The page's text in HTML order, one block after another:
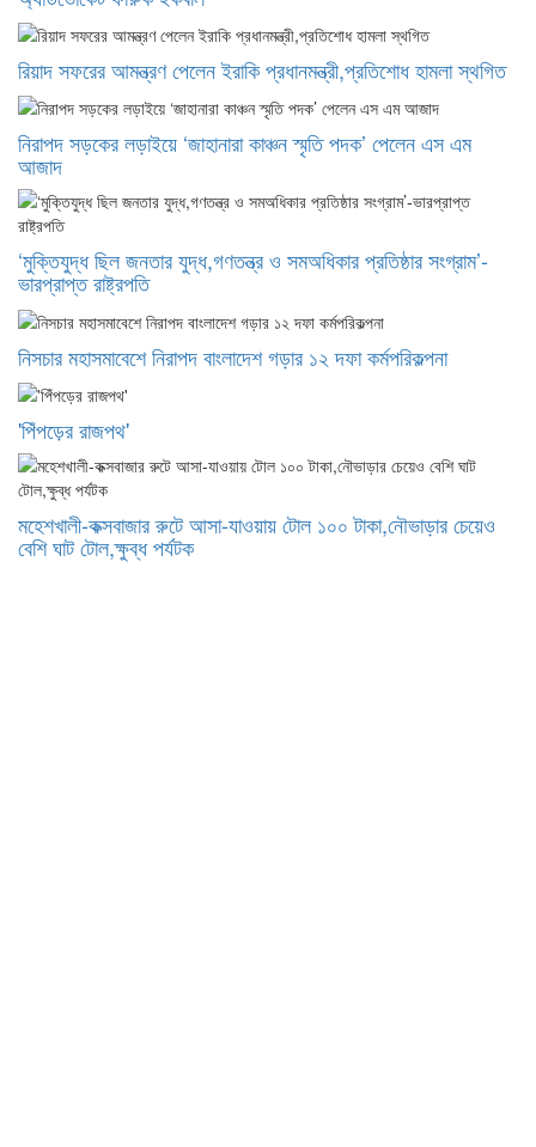
রিয়াদ সফরের আমন্ত্রণ পেলেন ইরাকি প্রধানমন্ত্রী,প্রতিশোধ হামলা স্থগিত
নিরাপদ সড়কের লড়াইয়ে ‘জাহানারা কাঞ্চন স্মৃতি পদক’ পেলেন এস এম
আজাদ
‘মুক্তিযুদ্ধ ছিল জনতার যুদ্ধ,গণতন্ত্র ও সমঅধিকার প্রতিষ্ঠার সংগ্রাম’-
ভারপ্রাপ্ত রাষ্ট্রপতি
নিসচার মহাসমাবেশে নিরাপদ বাংলাদেশ গড়ার ১২ দফা কর্মপরিকল্পনা
'পিঁপড়ের রাজপথ'
মহেশখালী-কক্সবাজার রুটে আসা-যাওয়ায় টোল ১০০ টাকা,নৌভাড়ার চেয়েও
বেশি ঘাট টোল,ক্ষুব্ধ পর্যটক